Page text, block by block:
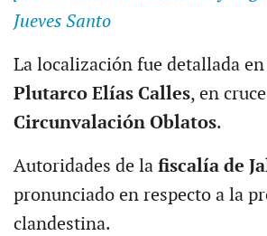
Jueves Santo
La localización fue detallada
Plutarco Elías Calles, en
Circunvalación Oblatos.
Autoridades de lafiscalía de
pronunciado en respecto a la
clandestina.